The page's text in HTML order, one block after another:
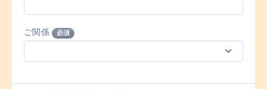
ご関係 必須